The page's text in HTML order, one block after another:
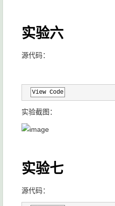
实验六
源代码：
View Code
实验截图：
实验七
源代码：